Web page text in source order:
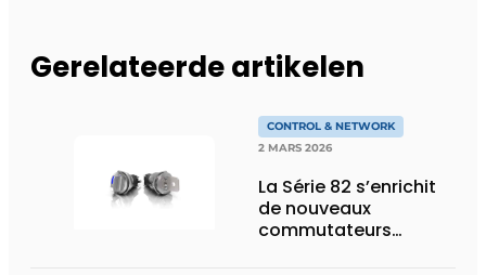
Gerelateerde artikelen
CONTROL & NETWORK
2 MARS 2026
La Série 82 s’enrichit
de nouveaux
commutateurs